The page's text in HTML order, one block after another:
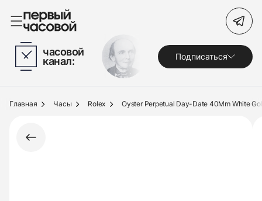
Часы
Украшения
Под заказ
Поиск по сайту
часовой
канал: Подписаться
Главная Часы Rolex Oyster Perpetual Day-Date 40Mm White